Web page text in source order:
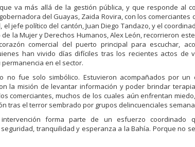
va más allá de la gestión pública, y que responde al
del Guayas, Zaida Rovira, con los comerciantes
el jefe político del cantón, Juan Diego Tandazo, y el
la Mujer y Derechos Humanos, Alex León, recorrieron
comercial del puerto principal para escuchar,
han vivido días difíciles tras los recientes actos de
en el sector.
no fue solo simbólico. Estuvieron acompañados por un
la misión de levantar información y poder brindar
comerciantes, muchos de los cuales aún enfrentan
tras el terror sembrado por grupos delincuenciales
forma parte de un esfuerzo coordinado
tranquilidad y esperanza a la Bahía. Porque no